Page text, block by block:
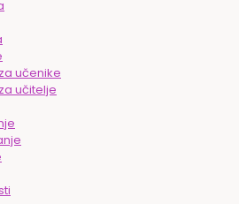
učenike
učitelje